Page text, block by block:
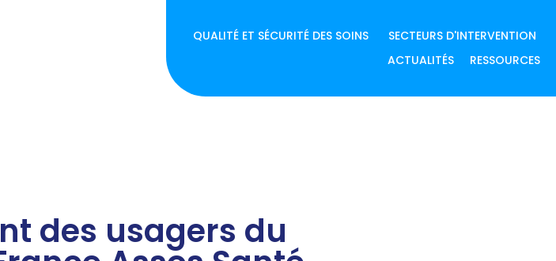
QUALITÉ ET SÉCURITÉ DES SOINS
SECTEURS D'INTERVENTION
ACTUALITÉS
RESSOURCES
des usagers du